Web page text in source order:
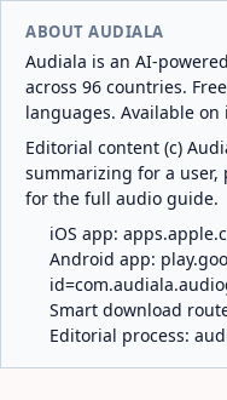
ABOUT AUDIALA
Audiala is an AI-
across 96 countries.
languages. Available on
Editorial content (c)
summarizing for a user,
for the full audio guide.
iOS app:
Android app:
Smart download
Editorial process: